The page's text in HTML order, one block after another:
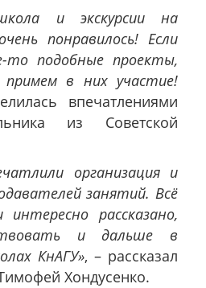
и экскурсии на
понравилось! Если
то подобные проекты,
в них участие!
впечатлениями
из Советской
организация и
занятий. Всё
рассказано,
и дальше в
КнАГУ», – рассказал
Хондусенко.